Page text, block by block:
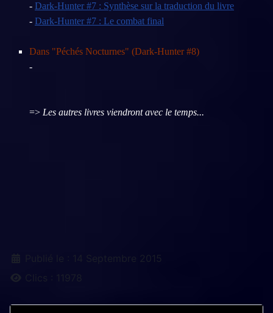
- Dark-Hunter #7 : Synthèse sur la traduction du livre
- Dark-Hunter #7 : Le combat final
Dans "Péchés Nocturnes" (Dark-Hunter #8)
-
=> Les autres livres viendront avec le temps...
Publié le : 14 Septembre 2015